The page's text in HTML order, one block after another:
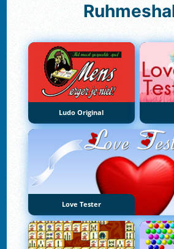
Ludo Original
Love Tester